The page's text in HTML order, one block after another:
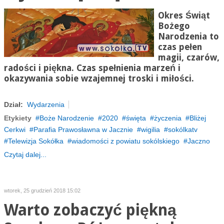
Okres Świąt
Bożego
Narodzenia to
czas pełen
magii, czarów,
radości i piękna. Czas spełnienia marzeń i
okazywania sobie wzajemnej troski i miłości.
Dział: Wydarzenia
Etykiety
Boże Narodzenie 2020 święta życzenia
Bliżej
Cerkwi
Parafia Prawosławna w Jacznie wigilia
sokólkatv
Telewizja Sokółka
wiadomości z powiatu sokólskiego
Jaczno
Czytaj dalej...
wtorek, 25 grudzień 2018 15:02
Warto zobaczyć piękną